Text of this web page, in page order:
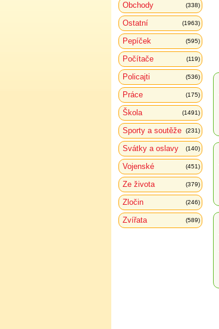
Obchody (338)
Ostatní (1963)
Pepíček (595)
Počítače (119)
Policajti (536)
Práce (175)
Škola (1491)
Sporty a soutěže (231)
Svátky a oslavy (140)
Vojenské (451)
Ze života (379)
Zločin (246)
Zvířata (589)